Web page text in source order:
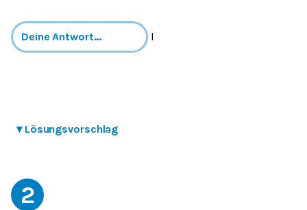
l
▾ Lösungsvorschlag
2